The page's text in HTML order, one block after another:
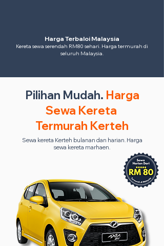
Harga Terbaloi Malaysia
Kereta sewa serendah RM80 sehari. Harga termurah di
seluruh Malaysia.
Pilihan Mudah. Harga
Sewa Kereta
Termurah Kerteh
Sewa kereta Kerteh bulanan dan harian. Harga
sewa kereta marhaen.